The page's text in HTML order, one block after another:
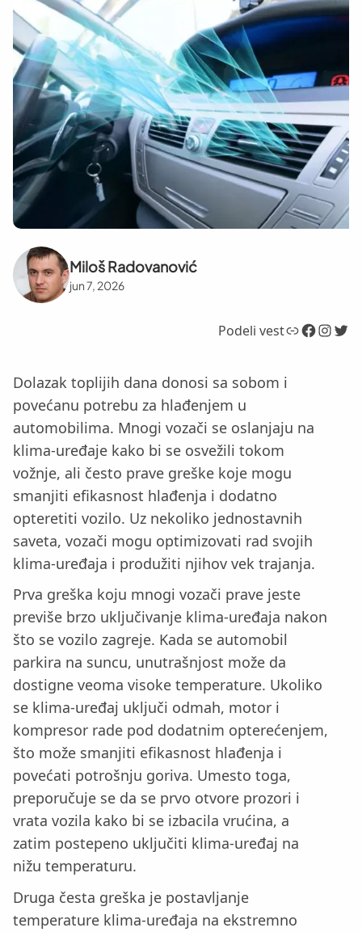
Miloš Radovanović
jun 7, 2026
Podeli vestLink Facebook InstagramTwitter
Dolazak toplijih dana donosi sa sobom i
povećanu potrebu za hlađenjem u
automobilima. Mnogi vozači se oslanjaju na
klima-uređaje kako bi se osvežili tokom
vožnje, ali često prave greške koje mogu
smanjiti efikasnost hlađenja i dodatno
opteretiti vozilo. Uz nekoliko jednostavnih
saveta, vozači mogu optimizovati rad svojih
klima-uređaja i produžiti njihov vek trajanja.
Prva greška koju mnogi vozači prave jeste
previše brzo uključivanje klima-uređaja nakon
što se vozilo zagreje. Kada se automobil
parkira na suncu, unutrašnjost može da
dostigne veoma visoke temperature. Ukoliko
se klima-uređaj uključi odmah, motor i
kompresor rade pod dodatnim opterećenjem,
što može smanjiti efikasnost hlađenja i
povećati potrošnju goriva. Umesto toga,
preporučuje se da se prvo otvore prozori i
vrata vozila kako bi se izbacila vrućina, a
zatim postepeno uključiti klima-uređaj na
nižu temperaturu.
Druga česta greška je postavljanje
temperature klima-uređaja na ekstremno